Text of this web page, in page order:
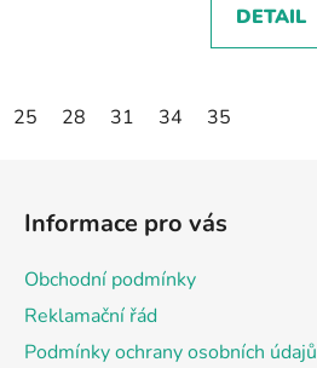
DETAIL
25 28 31 34 35
Informace pro vás
Obchodní podmínky
Reklamační řád
Podmínky ochrany osobních údajů